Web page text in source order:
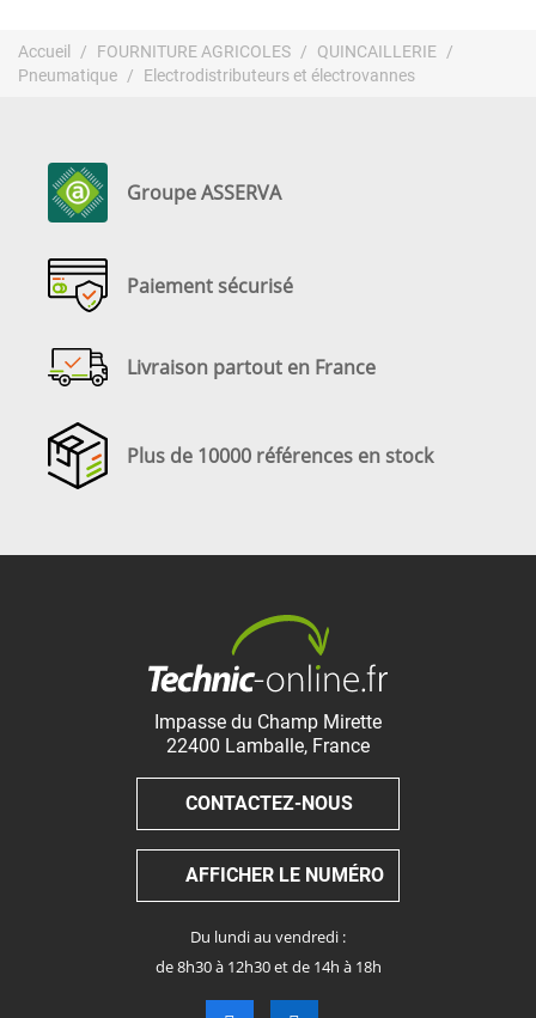
Accueil FOURNITURE AGRICOLES
QUINCAILLERIE
Pneumatique
Electrodistributeurs et électrovannes
Groupe ASSERVA
Paiement sécurisé
Livraison partout en France
Plus de 10000 références en stock
Impasse du Champ Mirette
22400 Lamballe, France
CONTACTEZ-NOUS
AFFICHER LE NUMÉRO
Du lundi au vendredi :
de 8h30 à 12h30 et de 14h à 18h